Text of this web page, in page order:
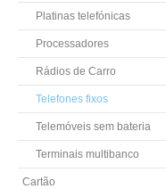
Platinas telefónicas
Processadores
Rádios de Carro
Telefones fixos
Telemóveis sem bateria
Terminais multibanco
Cartão